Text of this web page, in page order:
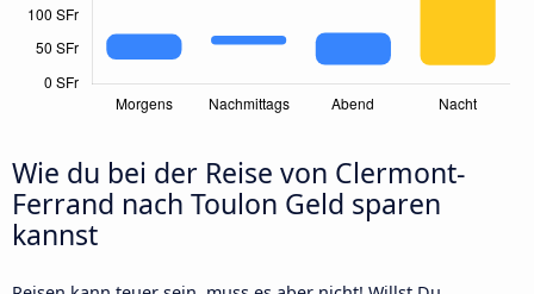
Wie du bei der Reise von Clermont-
Ferrand nach Toulon Geld sparen
kannst